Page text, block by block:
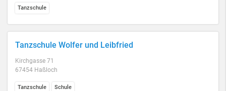
Tanzschule
Tanzschule Wolfer und Leibfried
Kirchgasse 71
67454 Haßloch
Tanzschule Schule